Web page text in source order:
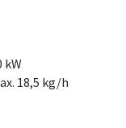
18,5 kg/h